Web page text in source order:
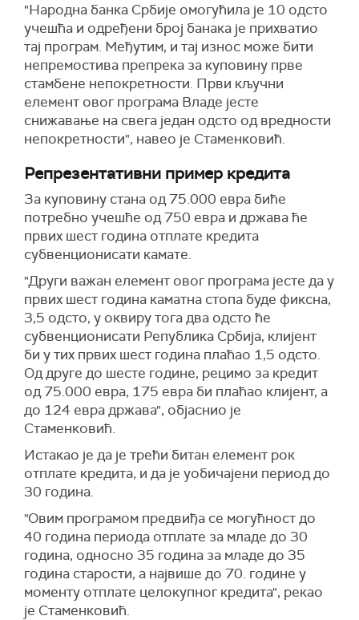
"Народна банка Србије омогућила је 10 одсто
учешћа и одређени број банака је прихватио
тај програм. Међутим, и тај износ може бити
непремостива препрека за куповину прве
стамбене непокретности. Први кључни
елемент овог програма Владе јесте
снижавање на свега један одсто од вредности
непокретности", навео је Стаменковић.
Репрезентативни пример кредита
За куповину стана од 75.000 евра биће
потребно учешће од 750 евра и држава ће
првих шест година отплате кредита
субвенционисати камате.
"Други важан елемент овог програма јесте да у
првих шест година каматна стопа буде фиксна,
3,5 одсто, у оквиру тога два одсто ће
субвенционисати Република Србија, клијент
би у тих првих шест година плаћао 1,5 одсто.
Од друге до шесте године, рецимо за кредит
од 75.000 евра, 175 евра би плаћао клијент, а
до 124 евра држава", објаснио је
Стаменковић.
Истакао је да је трећи битан елемент рок
отплате кредита, и да је уобичајени период до
30 година.
"Овим програмом предвиђа се могућност до
40 година периода отплате за младе до 30
година, односно 35 година за младе до 35
година старости, а највише до 70. године у
моменту отплате целокупног кредита", рекао
је Стаменковић.